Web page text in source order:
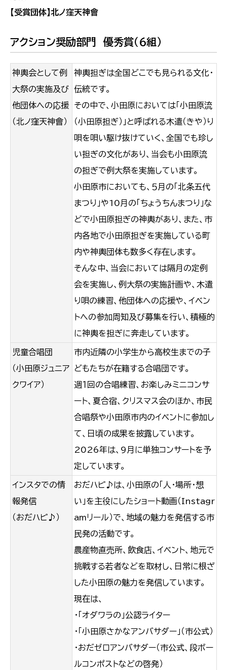
【受賞団体】北ノ窪天神會
アクション奨励部門 優秀賞（６組）
神輿会として例
大祭の実施及び
他団体への応援
（北ノ窪天神會）
神輿担ぎは全国どこでも見られる文化・
伝統です。
その中で、小田原においては「小田原流
（小田原担ぎ）」と呼ばれる木遣（きや）り
唄を唄い駆け抜けていく、全国でも珍し
い担ぎの文化があり、当会も小田原流
の担ぎで例大祭を実施しています。
小田原市においても、５月の「北条五代
まつり」や10月の「ちょうちんまつり」な
どで小田原担ぎの神輿があり、また、市
内各地で小田原担ぎを実施している町
内や神輿団体も数多く存在します。
そんな中、当会においては隔月の定例
会を実施し、例大祭の実施計画や、木遣
り唄の練習、他団体への応援や、イベン
トへの参加周知及び募集を行い、積極的
に神輿を担ぎに奔走しています。
児童合唱団
（小田原ジュニア
クワイア）
市内近隣の小学生から高校生までの子
どもたちが在籍する合唱団です。
週１回の合唱練習、お楽しみミニコンサ
ート、夏合宿、クリスマス会のほか、市民
合唱祭や小田原市内のイベントに参加し
て、日頃の成果を披露しています。
2026年は、9月に単独コンサートを予
定しています。
インスタでの情
報発信
（おだハピ♪）
おだハピ♪は、小田原の「人・場所・想
い」を主役にしたショート動画（Instagr
amリール）で、地域の魅力を発信する市
民発の活動です。
農産物直売所、飲食店、イベント、地元で
挑戦する若者などを取材し、日常に根ざ
した小田原の魅力を発信しています。
現在は、
・「オダワラの」公認ライター
・「小田原さかなアンバサダー」（市公式）
・おだゼロアンバサダー（市公式、段ボー
ルコンポストなどの啓発）